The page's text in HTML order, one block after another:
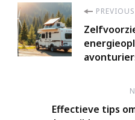
Post
Effectieve tips